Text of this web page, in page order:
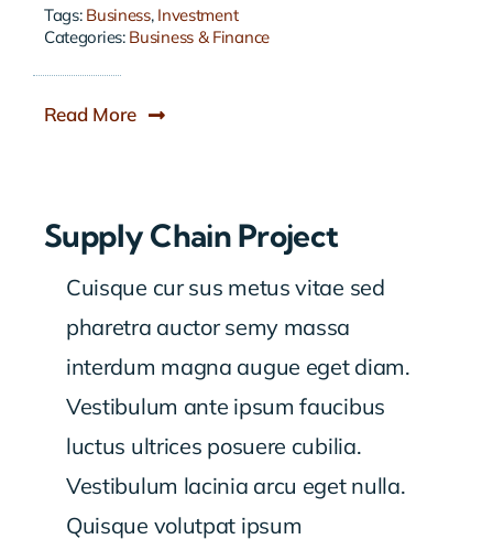
Tags: Business, Investment
Categories: Business & Finance
Read More
Supply Chain Project
Cuisque cur sus metus vitae sed
pharetra auctor semy massa
interdum magna augue eget diam.
Vestibulum ante ipsum faucibus
luctus ultrices posuere cubilia.
Vestibulum lacinia arcu eget nulla.
Quisque volutpat ipsum